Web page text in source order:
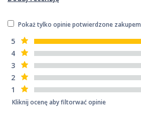
Pokaż tylko opinie potwierdzone zakupem
5
4
3
2
1
Kliknij ocenę aby filtorwać opinie